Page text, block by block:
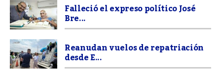
Falleció el expreso político José
Bre...
Reanudan vuelos de repatriación
desde E...